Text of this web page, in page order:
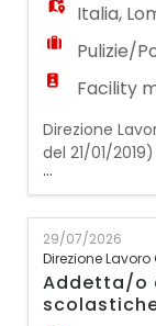
lavoro
il
CV
Login
Italia,
Pulizie/
Facility
Direzione
del 21/01/
azienda
pulizie/
1 ADDETTA/O
pulizie si
sanificazione
scuola (aule,
refettorio).
...
29/07/2026
Direzione Lavoro
Addetta/o